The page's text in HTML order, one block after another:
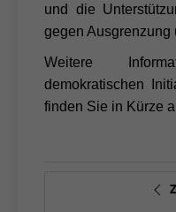
und die
gegen Ausgrenzung
Weitere
demokratischen
finden Sie in Kürze